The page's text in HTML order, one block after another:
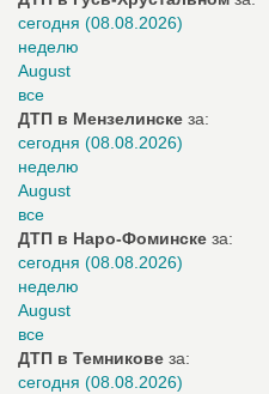
сегодня (08.08.2026)
неделю
August
все
ДТП в Мензелинске за:
сегодня (08.08.2026)
неделю
August
все
ДТП в Наро-Фоминске за:
сегодня (08.08.2026)
неделю
August
все
ДТП в Темникове за:
сегодня (08.08.2026)